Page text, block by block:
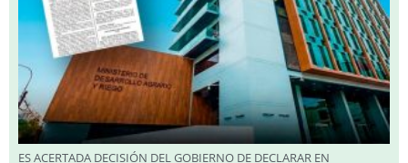
ES ACERTADA DECISIÓN DEL GOBIERNO DE DECLARAR EN